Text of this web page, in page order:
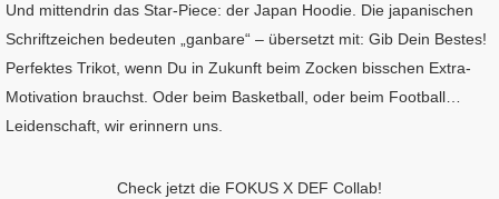
Und mittendrin das Star-Piece: der Japan Hoodie. Die japanischen
Schriftzeichen bedeuten „ganbare“ – übersetzt mit: Gib Dein Bestes!
Perfektes Trikot, wenn Du in Zukunft beim Zocken bisschen Extra-
Motivation brauchst. Oder beim Basketball, oder beim Football…
Leidenschaft, wir erinnern uns.
Check jetzt die FOKUS X DEF Collab!